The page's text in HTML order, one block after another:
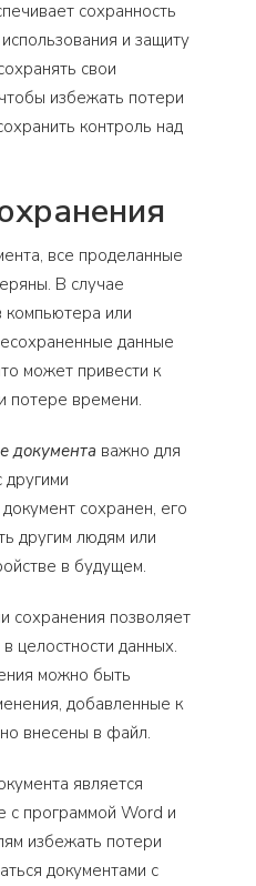
сохранность
и защиту
свои
избежать потери
контроль над
все проделанные
В случае
или
данные
может привести к
потере времени.
документа важно для
сохранен, его
другим людям или
в будущем.
сохранения позволяет
целостности данных.
можно быть
добавленные к
внесены в файл.
является
с программой Word и
избежать потери
документами с